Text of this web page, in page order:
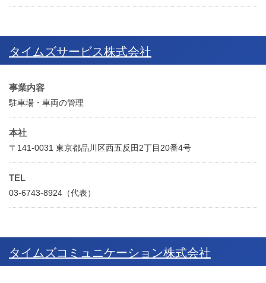
タイムズサービス株式会社
事業内容
駐車場・車両の管理
本社
〒141-0031 東京都品川区西五反田2丁目20番4号
TEL
03-6743-8924（代表）
タイムズコミュニケーション株式会社